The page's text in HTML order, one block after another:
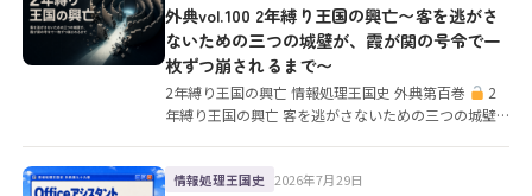
外典vol.100 2年縛り王国の興亡〜客を逃がさ
ないための三つの城壁が、霞が関の号令で一
枚ずつ崩されるまで〜
2年縛り王国の興亡 情報処理王国史 外典第百巻
2
年縛り王国の興亡 客を逃がさないための三つの城壁
情報処理王国史 2026年7月29日